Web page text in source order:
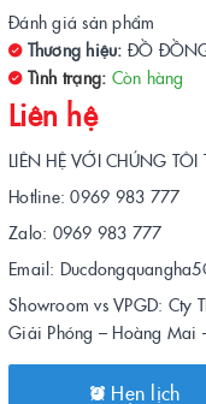
Đánh giá sản phẩm
Thương hiệu: ĐỒ
Tình trạng: Còn hàng
Liên hệ
LIÊN HỆ VỚI CHÚNG TÔI
Hotline: 0969 983 777
Zalo: 0969 983 777
Email:
Showroom vs VPGD:
Giải Phóng – Hoàng
Hẹn lịch